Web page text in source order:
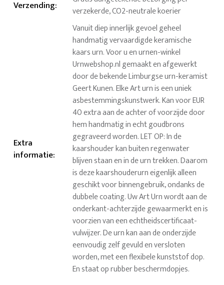
Verzending:
verzekerde, CO2-neutrale koerier
Extra
informatie:
Vanuit diep innerlijk gevoel geheel
handmatig vervaardigde keramische
kaars urn. Voor u en urnen-winkel
Urnwebshop.nl gemaakt en afgewerkt
door de bekende Limburgse urn-keramist
Geert Kunen. Elke Art urn is een uniek
asbestemmingskunstwerk. Kan voor EUR
40 extra aan de achter of voorzijde door
hem handmatig in echt goudbrons
gegraveerd worden. LET OP: In de
kaarshouder kan buiten regenwater
blijven staan en in de urn trekken. Daarom
is deze kaarshouderurn eigenlijk alleen
geschikt voor binnengebruik, ondanks de
dubbele coating. Uw Art Urn wordt aan de
onderkant-achterzijde gewaarmerkt en is
voorzien van een echtheidscertificaat-
vulwijzer. De urn kan aan de onderzijde
eenvoudig zelf gevuld en versloten
worden, met een flexibele kunststof dop.
En staat op rubber beschermdopjes.